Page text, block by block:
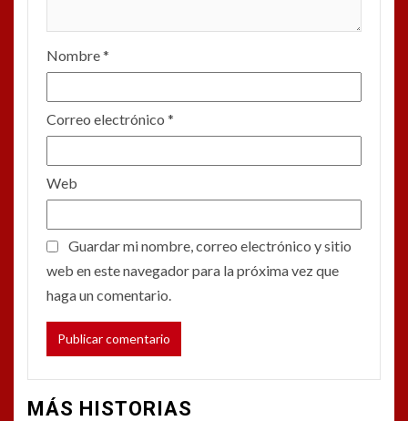
Nombre*
Correo electrónico *
Web
Guardar mi nombre, correo electrónico y sitio
web en este navegador para la próxima vez que
haga un comentario.
MÁS HISTORIAS